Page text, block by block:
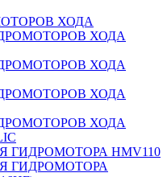
ХОДА
ХОДА
ХОДА
ХОДА
ХОДА
ГИДРОМОТОРА HMV110
ГИДРОМОТОРА